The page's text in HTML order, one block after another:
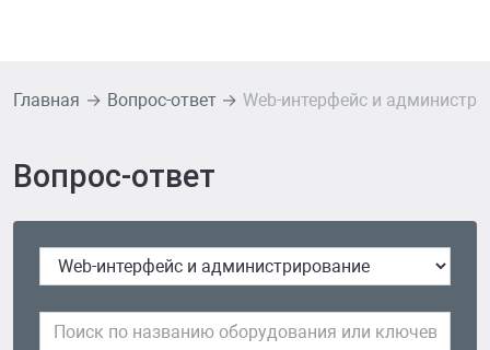
Главная Вопрос-ответ Web-интерфейс и
Вопрос-ответ